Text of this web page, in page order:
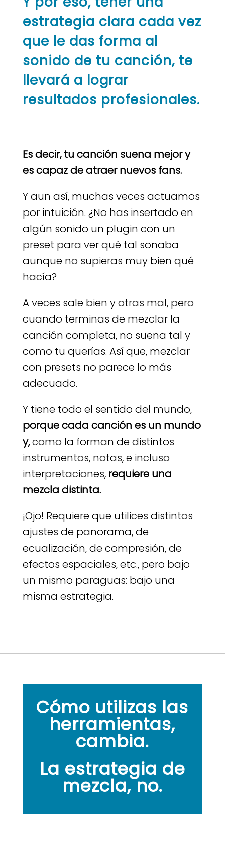
estrategia clara cada vez
que le das forma al
sonido de tu canción, te
llevará a lograr
resultados profesionales.
Es decir, tu canción suena mejor y
es capaz de atraer nuevos fans.
Y aun así, muchas veces actuamos
por intuición. ¿No has insertado en
algún sonido un plugin con un
preset para ver qué tal sonaba
aunque no supieras muy bien qué
hacía?
A veces sale bien y otras mal, pero
cuando terminas de mezclar la
canción completa, no suena tal y
como tu querías. Así que, mezclar
con presets no parece lo más
adecuado.
Y tiene todo el sentido del mundo,
porque cada canción es un mundo
y,como la forman de distintos
instrumentos, notas, e incluso
interpretaciones, requiere una
mezcla distinta.
¡Ojo! Requiere que utilices distintos
ajustes de panorama, de
ecualización, de compresión, de
efectos espaciales, etc., pero bajo
un mismo paraguas: bajo una
misma estrategia.
Cómo utilizas las
herramientas,
cambia.
La estrategia de
mezcla, no.